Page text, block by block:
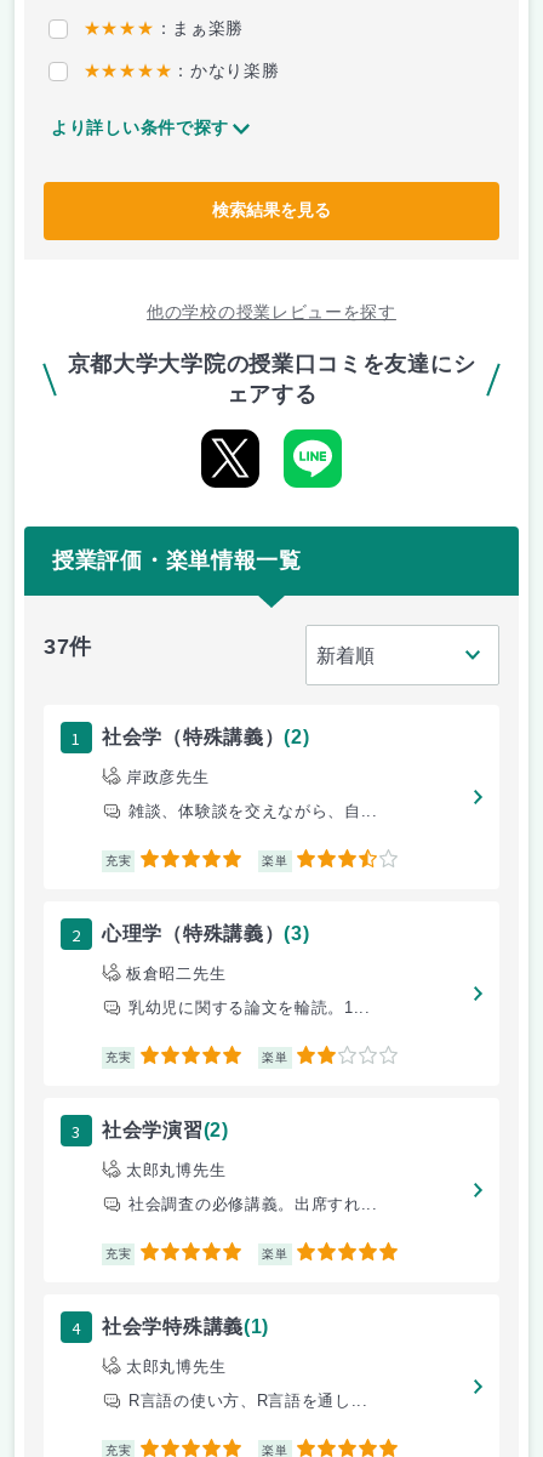
★★★★ ：まぁ楽勝
★★★★★ ：かなり楽勝
より詳しい条件で探す
検索結果を見る
他の学校の授業レビューを探す
京都大学大学院の授業口コミを友達にシ
ェアする
授業評価・楽単情報一覧
37件
1 社会学（特殊講義）(2)
岸政彦先生
雑談、体験談を交えながら、自...
充実 5 楽単 3.5
2 心理学（特殊講義）(3)
板倉昭二先生
乳幼児に関する論文を輪読。1...
充実 5 楽単 2
3 社会学演習(2)
太郎丸博先生
社会調査の必修講義。出席すれ...
充実 5 楽単 5
4 社会学特殊講義(1)
太郎丸博先生
R言語の使い方、R言語を通し...
充実 5 楽単 5